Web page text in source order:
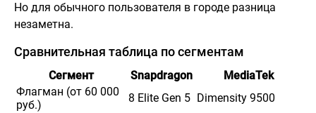
Но для обычного пользователя в городе разница
незаметна.
Сравнительная таблица по сегментам
Сегмент Snapdragon
MediaTek
Флагман (от 60 000
руб.)
8 Elite Gen 5 Dimensity 9500